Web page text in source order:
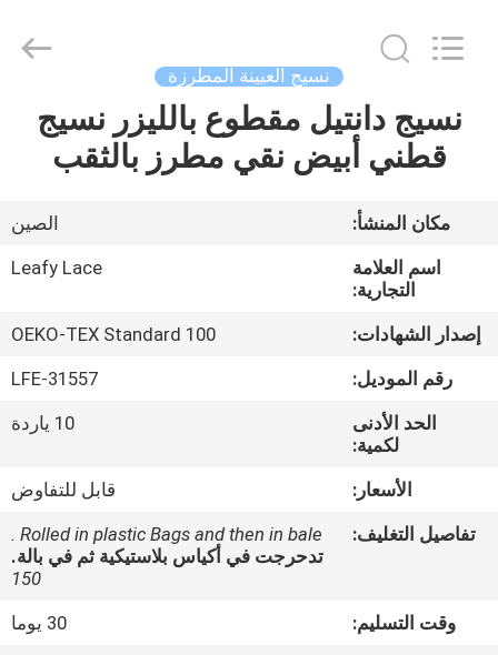
منزل
حول
جولة
ضبط
الجودة
اتصل
نسيج العيينة المطرزة
نسيج دانتيل مقطوع بالليزر نسيج
قطني أبيض نقي مطرز بالثقب
مكان المنشأ:
الصين
اسم العلامة
التجارية:
Leafy Lace
إصدار الشهادات:
OEKO-TEX Standard 100
رقم الموديل:
LFE-31557
الحد الأدنى
لكمية:
10 ياردة
الأسعار:
قابل للتفاوض
تفاصيل التغليف:
Rolled in plastic Bags and then in bale .
تدحرجت في أكياس بلاستيكية ثم في بالة.
150
وقت التسليم:
30 يوما